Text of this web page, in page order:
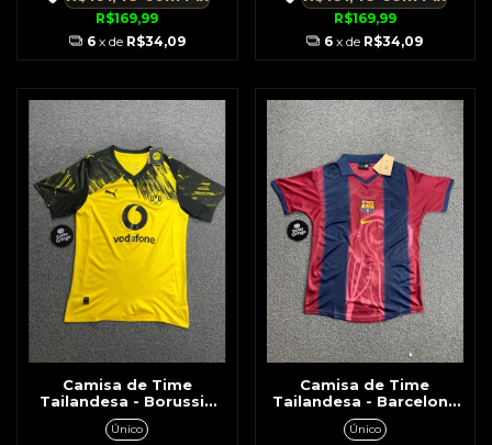
R$169,99
6 x de R$34,09
R$169,99
6 x de R$34,09
Camisa de Time
Tailandesa - Borussia
Dortmund Amarela c/
Preto Detalhes Ombro
Único
Camisa de Time
Tailandesa - Barcelona
Azul c/ Vinho Detalhes
Costas
Único